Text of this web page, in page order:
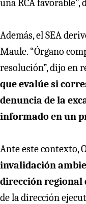
una RCA favorable”,
Además, el SEA
Maule. “Órgano
resolución”, dijo en
que evalúe si
denuncia de la
informado en un
Ante este contexto,
invalidación
dirección regional
de la dirección